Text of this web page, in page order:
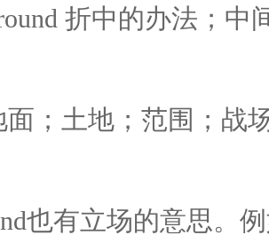
折中的办法；中
面；土地；范围；战
也有立场的意思。